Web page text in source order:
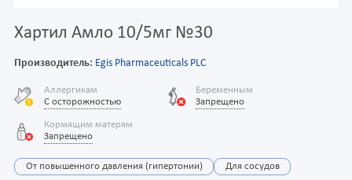
Хартил Амло 10/5мг №30
Производитель: Egis Pharmaceuticals PLC
Аллергикам
С осторожностью
Беременным
Запрещено
Кормящим матерям
Запрещено
От повышенного давления (гипертонии) Для сосудов